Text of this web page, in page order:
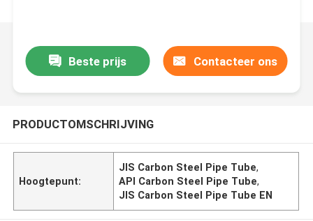
Beste prijs Contacteer ons
PRODUCTOMSCHRIJVING
Hoogtepunt:
JIS Carbon Steel Pipe Tube,
API Carbon Steel Pipe Tube,
JIS Carbon Steel Pipe Tube EN